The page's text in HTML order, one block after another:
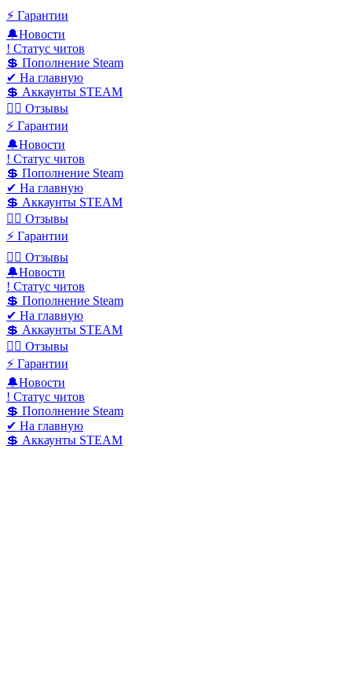
⚡️ Гарантии
🔔Новости
! Статус читов
💲 Пополнение Steam
✔ На главную
💲 Аккаунты STEAM
✍🏻 Отзывы
⚡️ Гарантии
🔔Новости
! Статус читов
💲 Пополнение Steam
✔ На главную
💲 Аккаунты STEAM
✍🏻 Отзывы
⚡️ Гарантии
✍🏻 Отзывы
🔔Новости
! Статус читов
💲 Пополнение Steam
✔ На главную
💲 Аккаунты STEAM
✍🏻 Отзывы
⚡️ Гарантии
🔔Новости
! Статус читов
💲 Пополнение Steam
✔ На главную
💲 Аккаунты STEAM